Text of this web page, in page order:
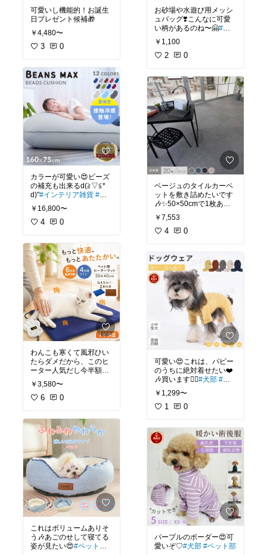
可愛いし機能的！お誕生
日プレゼント候補🎁
￥4,480〜
3 0
カラーが可愛い😍ビーズ
の補充も出来るd(≧▽≦*
d)"#インテリア雑貨 #ナ
チュラルインテリア
￥16,800〜
4 0
わんこも寒くて風邪ひい
たらダメだから、このヒ
ーター人気だし今半額以
外？！お買い得です🥰
ペット部
￥3,580〜
6 0
これはボリュームありそ
う🎶あごのせして寝てる
姿が見たい😍#ペット部
お砂場や水遊び用メッシ
ュバッグ❣️こんなに可愛
い柄があるのね〜🤗#フ
ァッション雑貨
ッグ
￥1,100
2 0
ベージュのタイルカーペ
ットを敷き詰めたいです
🎶✨50×50cmで1枚あた
り286円って結構安い❤️
しかも送料無料です🤗
リビング #韓国インテリ
￥7,553
4 0
可愛い😍これは、パピー
のうちに絶対着せたい❤️
🎶買います🙋‍♀️#犬部 #ペ
ット部
￥1,299〜
1 0
パープルのボーダー😍可
愛いぞ♡#犬部 #ペット部